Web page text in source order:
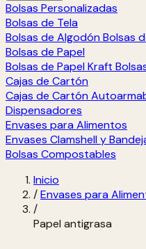
Bolsas Personalizadas
Bolsas de Tela
Bolsas de Algodón Bolsas
Bolsas de Papel
Bolsas de Papel Kraft
Cajas de Cartón
Cajas de Cartón
Dispensadores
Envases para Alimentos
Envases Clamshell y
Bolsas Compostables
Inicio
/Envases para
/
Papel antigrasa